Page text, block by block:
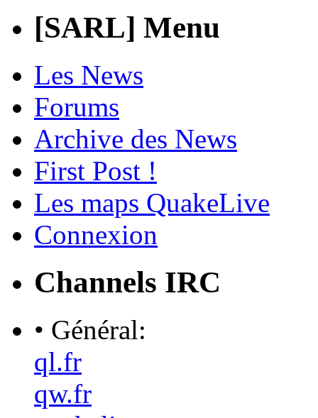
[SARL] Menu
Les News
Forums
Archive des News
First Post !
Les maps QuakeLive
Connexion
Channels IRC
• Général:
ql.fr
qw.fr